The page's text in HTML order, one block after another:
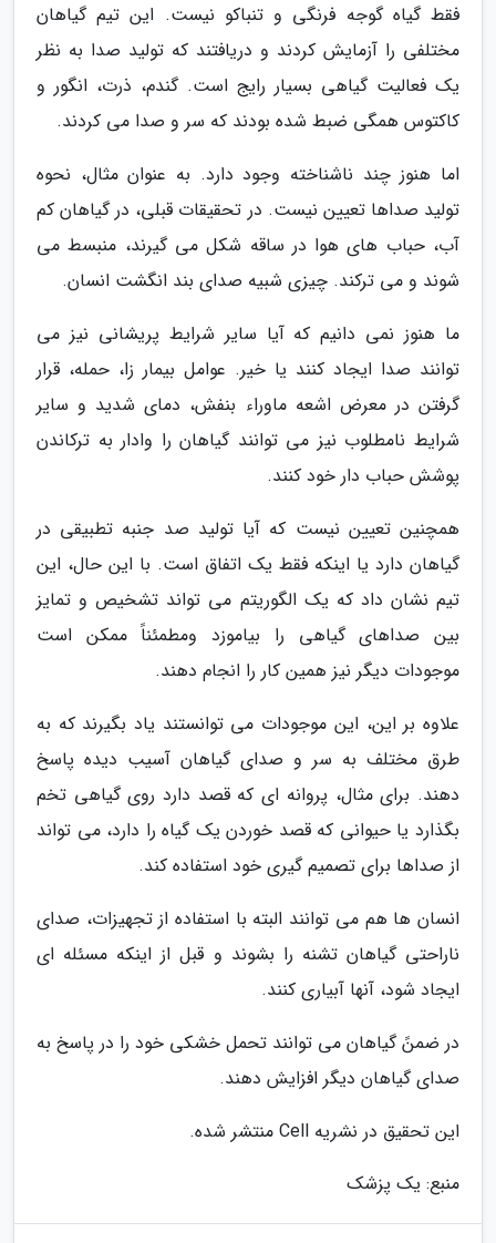
فقط گیاه گوجه فرنگی و تنباکو نیست. این تیم گیاهان
مختلفی را آزمایش کردند و دریافتند که تولید صدا به نظر
یک فعالیت گیاهی بسیار رایج است. گندم، ذرت، انگور و
کاکتوس همگی ضبط شده بودند که سر و صدا می کردند.
اما هنوز چند ناشناخته وجود دارد. به عنوان مثال، نحوه
تولید صداها تعیین نیست. در تحقیقات قبلی، در گیاهان کم
آب، حباب های هوا در ساقه شکل می گیرند، منبسط می
شوند و می ترکند. چیزی شبیه صدای بند انگشت انسان.
ما هنوز نمی دانیم که آیا سایر شرایط پریشانی نیز می
توانند صدا ایجاد کنند یا خیر. عوامل بیمار زا، حمله، قرار
گرفتن در معرض اشعه ماوراء بنفش، دمای شدید و سایر
شرایط نامطلوب نیز می توانند گیاهان را وادار به ترکاندن
پوشش حباب دار خود کنند.
همچنین تعیین نیست که آیا تولید صد جنبه تطبیقی در
گیاهان دارد یا اینکه فقط یک اتفاق است. با این حال، این
تیم نشان داد که یک الگوریتم می تواند تشخیص و تمایز
بین صداهای گیاهی را بیاموزد ومطمئناً ممکن است
موجودات دیگر نیز همین کار را انجام دهند.
علاوه بر این، این موجودات می توانستند یاد بگیرند که به
طرق مختلف به سر و صدای گیاهان آسیب دیده پاسخ
دهند. برای مثال، پروانه ای که قصد دارد روی گیاهی تخم
بگذارد یا حیوانی که قصد خوردن یک گیاه را دارد، می تواند
از صداها برای تصمیم گیری خود استفاده کند.
انسان ها هم می توانند البته با استفاده از تجهیزات، صدای
ناراحتی گیاهان تشنه را بشوند و قبل از اینکه مسئله ای
ایجاد شود، آنها آبیاری کنند.
در ضمنً گیاهان می توانند تحمل خشکی خود را در پاسخ به
صدای گیاهان دیگر افزایش دهند.
این تحقیق در نشریه Cell منتشر شده.
منبع: یک پزشک